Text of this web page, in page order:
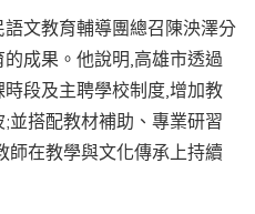
文教育輔導團總召陳泱澤分
成果。他說明,高雄市透過
段及主聘學校制度,增加教
並搭配教材補助、專業研習
師在教學與文化傳承上持續